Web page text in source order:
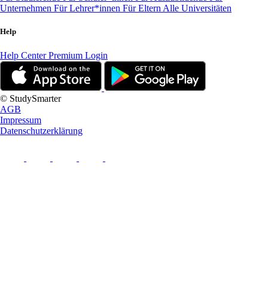
Unternehmen Für Lehrer*innen Für Eltern Alle Universitäten
Help
Help CenterPremium Login
© StudySmarter
AGB
Impressum
Datenschutzerklärung